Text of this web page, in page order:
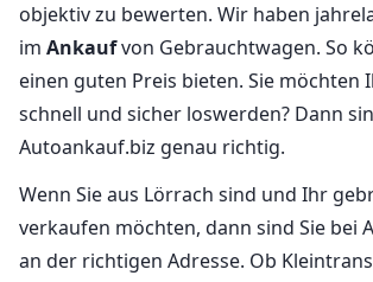
objektiv zu bewerten. Wir haben
im Ankaufvon Gebrauchtwagen. So
einen guten Preis bieten. Sie möchten
schnell und sicher loswerden? Dann
Autoankauf.biz genau richtig.
Wenn Sie aus Lörrach sind und Ihr
verkaufen möchten, dann sind Sie bei
an der richtigen Adresse. Ob